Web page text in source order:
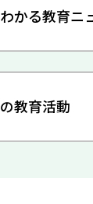
かる教育ニ
教育活動